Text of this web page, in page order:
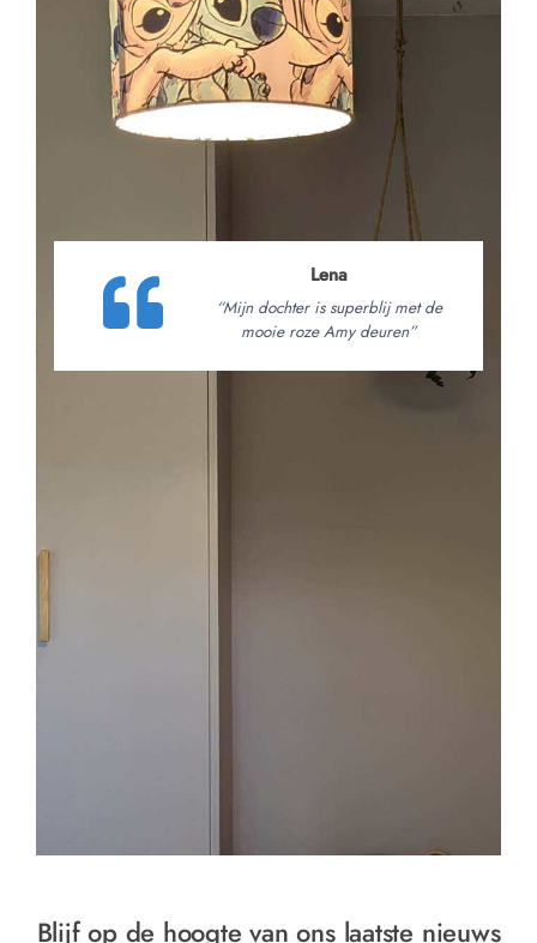
Lena
“Mijn dochter is superblij met de
mooie roze Amy deuren”
Blijf op de hoogte van ons laatste nieuws